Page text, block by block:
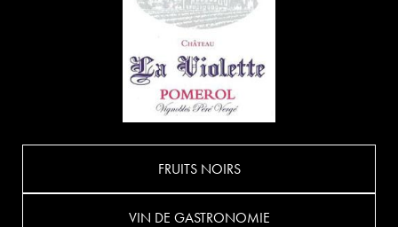
FRUITS NOIRS
VIN DE GASTRONOMIE